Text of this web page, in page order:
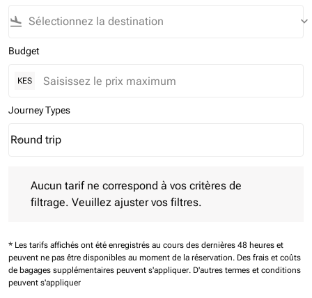
flight_land keyboard_arrow_down
Budget
KES
Journey Types
Journey Types option Round trip Selected
Round trip
keyboard_arrow_down
Aucun tarif ne correspond à vos critères de
filtrage. Veuillez ajuster vos filtres.
* Les tarifs affichés ont été enregistrés au cours des dernières 48 heures et
peuvent ne pas être disponibles au moment de la réservation. Des frais et coûts
de bagages supplémentaires peuvent s'appliquer. D'autres termes et conditions
peuvent s'appliquer